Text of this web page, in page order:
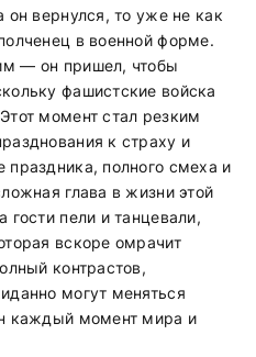
он вернулся, то уже не как
в военной форме.
— он пришел, чтобы
фашистские войска
момент стал резким
к страху и
праздника, полного смеха и
глава в жизни этой
пели и танцевали,
вскоре омрачит
контрастов,
могут меняться
каждый момент мира и